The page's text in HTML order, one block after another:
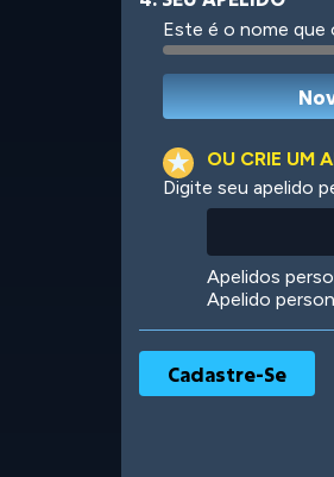
Robotic
Este é o nome que
OU CRIE UM
Digite seu apelido
Apelidos
Apelido